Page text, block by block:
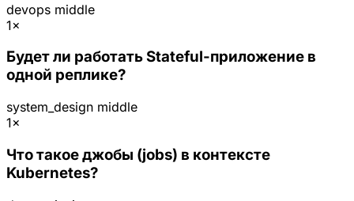
devops middle
1×
Будет ли работать Stateful-приложение в
одной реплике?
system_design middle
1×
Что такое джобы (jobs) в контексте
Kubernetes?